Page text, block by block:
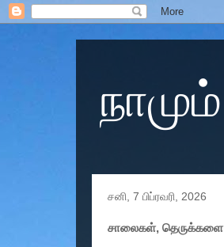
சனி, 7 பிப்ரவரி, 2026
சாலைகள், தெருக்களை